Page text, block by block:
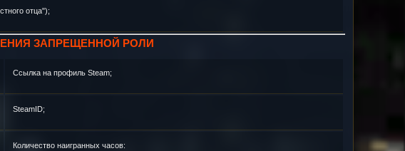
отца");
ЗАПРЕЩЕННОЙ РОЛИ
Ссылка на профиль Steam;
SteamID;
Количество наигранных часов: